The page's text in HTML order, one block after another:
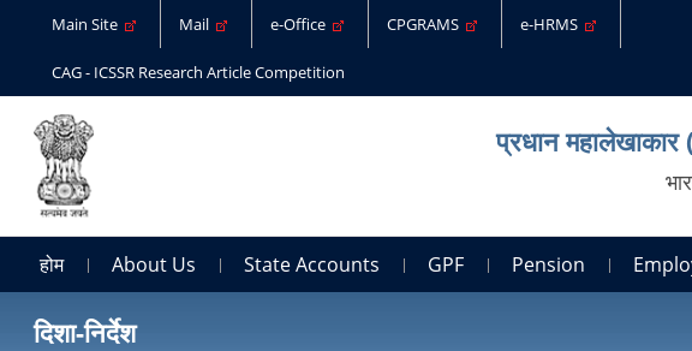
Main Site Mail e-Office CPGRAMS e-HRMS
CAG - ICSSR Research Article Competition
प्रधान
होम About Us State Accounts GPF Pension
दिशा-निर्देश